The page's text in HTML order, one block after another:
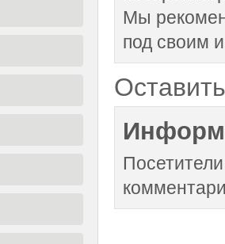
Мы
под своим